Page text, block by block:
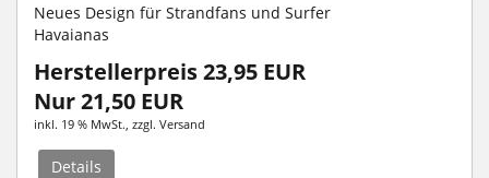
Neues Design für Strandfans und Surfer
Havaianas
Herstellerpreis 23,95 EUR
Nur 21,50 EUR
inkl. 19 % MwSt. , zzgl. Versand
Details